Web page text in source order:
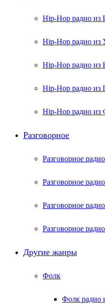
Hip-Hop радио из
Hip-Hop радио из
Hip-Hop радио из
Hip-Hop радио из
Hip-Hop радио из
Разговорное
Разговорное
Разговорное
Разговорное
Разговорное
Другие жанры
Фолк
Фолк радио